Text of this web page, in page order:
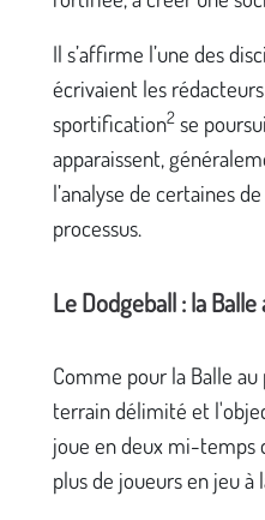
Il s’affirme l’une des
écrivaient les
sportification2 se
apparaissent,
l’analyse de certaines
processus.
Le Dodgeball : la
Comme pour la Balle
terrain délimité et
joue en deux mi-temps
plus de joueurs en jeu